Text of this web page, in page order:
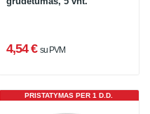
4,54 € su PVM
PRISTATYMAS PER 1 D.D.